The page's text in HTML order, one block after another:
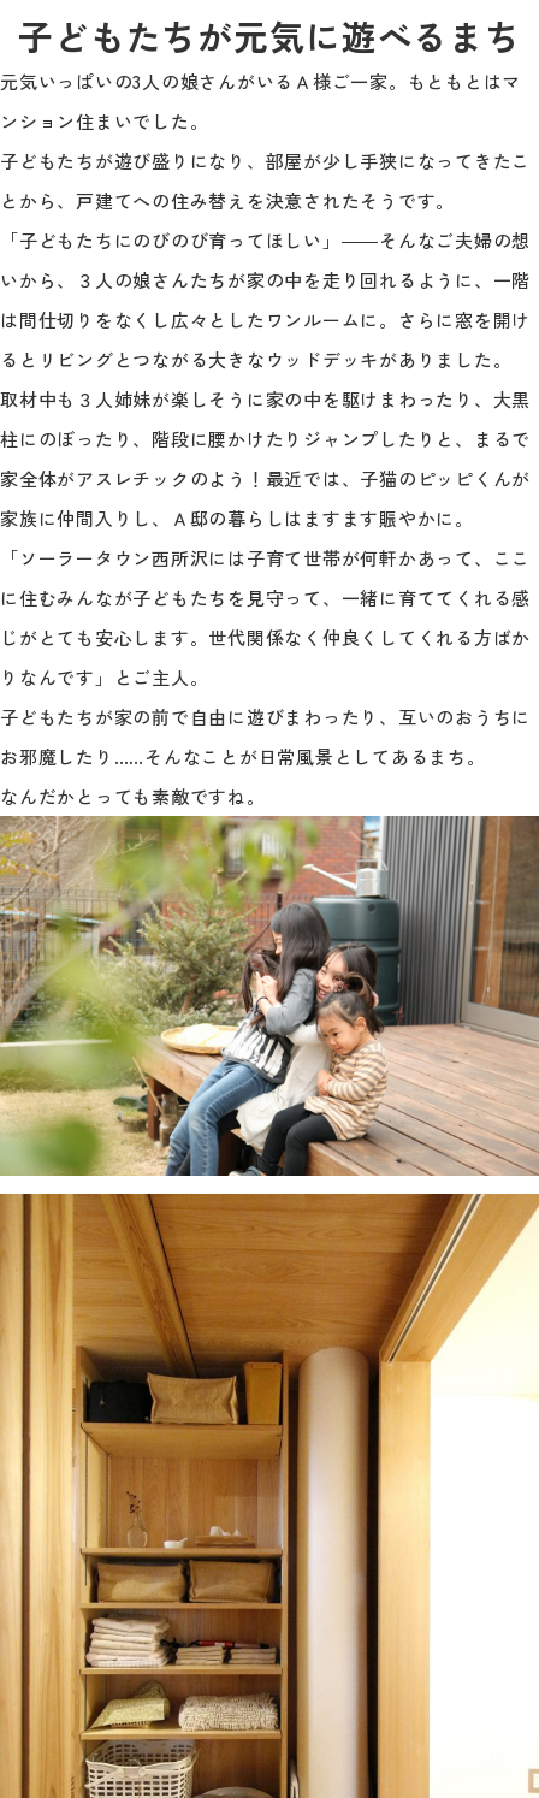
子どもたちが元気に遊べるまち
元気いっぱいの3人の娘さんがいるＡ様ご一家。もともとはマ
ンション住まいでした。
子どもたちが遊び盛りになり、部屋が少し手狭になってきたこ
とから、戸建てへの住み替えを決意されたそうです。
「子どもたちにのびのび育ってほしい」――そんなご夫婦の想
いから、３人の娘さんたちが家の中を走り回れるように、一階
は間仕切りをなくし広々としたワンルームに。さらに窓を開け
るとリビングとつながる大きなウッドデッキがありました。
取材中も３人姉妹が楽しそうに家の中を駆けまわったり、大黒
柱にのぼったり、階段に腰かけたりジャンプしたりと、まるで
家全体がアスレチックのよう！最近では、子猫のピッピくんが
家族に仲間入りし、Ａ邸の暮らしはますます賑やかに。
「ソーラータウン西所沢には子育て世帯が何軒かあって、ここ
に住むみんなが子どもたちを見守って、一緒に育ててくれる感
じがとても安心します。世代関係なく仲良くしてくれる方ばか
りなんです」とご主人。
子どもたちが家の前で自由に遊びまわったり、互いのおうちに
お邪魔したり……そんなことが日常風景としてあるまち。
なんだかとっても素敵ですね。